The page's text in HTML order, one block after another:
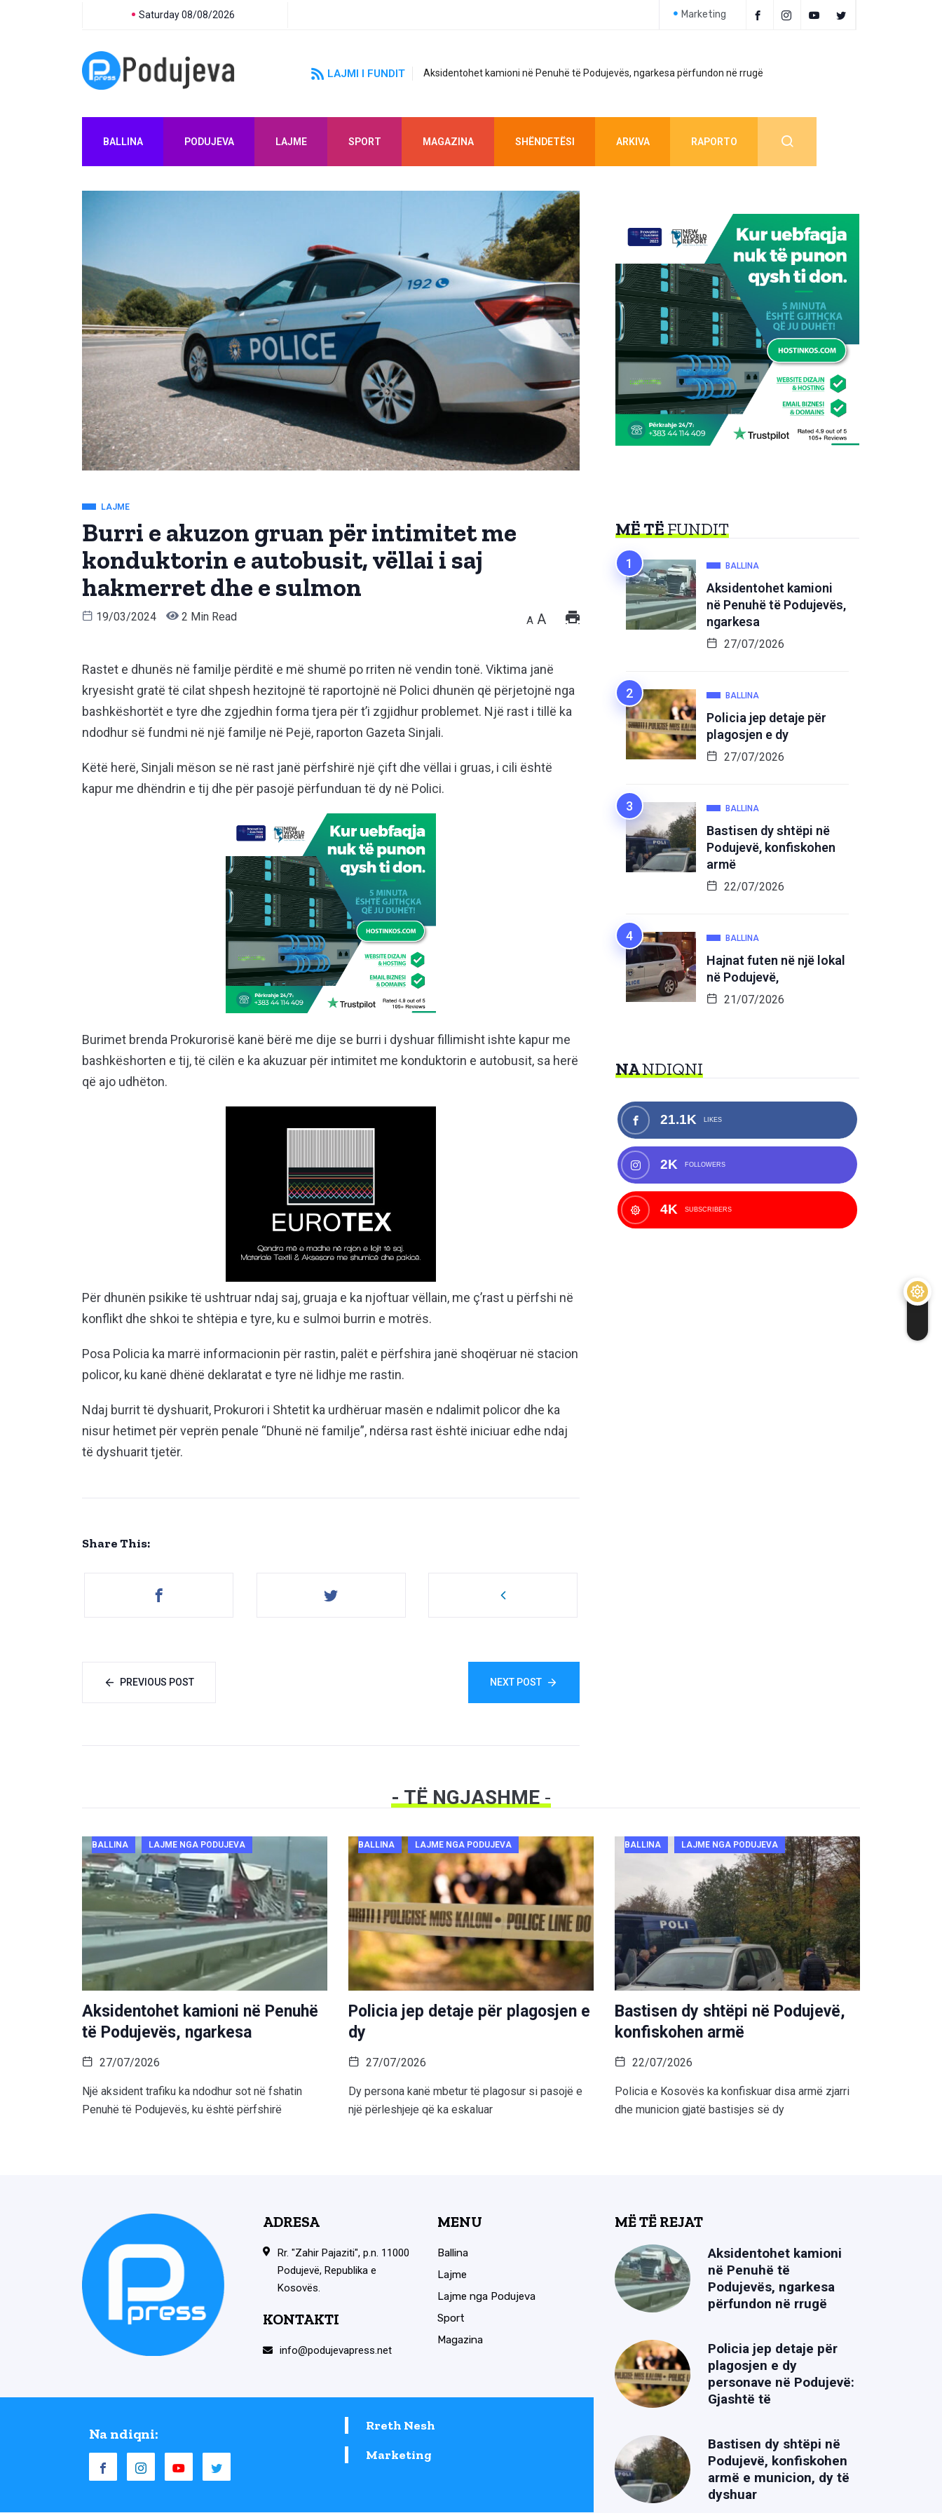
Saturday 08/08/2026 Marketing
LAJMI I FUNDIT Aksidentohet kamioni në Penuhë të Podujevës, ngarkesa përfundon në rrugë
BALLINA PODUJEVA LAJME SPORT MAGAZINA SHËNDETËSI ARKIVA RAPORTO
LAJME
Burri e akuzon gruan për intimitet me
konduktorin e autobusit, vëllai i saj
hakmerret dhe e sulmon
19/03/2024 2 Min Read A A
Rastet e dhunës në familje përditë e më shumë po rriten në vendin tonë. Viktima janë
kryesisht gratë të cilat shpesh hezitojnë të raportojnë në Polici dhunën që përjetojnë nga
bashkëshortët e tyre dhe zgjedhin forma tjera për t’i zgjidhur problemet. Një rast i tillë ka
ndodhur së fundmi në një familje në Pejë, raporton Gazeta Sinjali.
Këtë herë, Sinjali mëson se në rast janë përfshirë një çift dhe vëllai i gruas, i cili është
kapur me dhëndrin e tij dhe për pasojë përfunduan të dy në Polici.
Burimet brenda Prokurorisë kanë bërë me dije se burri i dyshuar fillimisht ishte kapur me
bashkëshorten e tij, të cilën e ka akuzuar për intimitet me konduktorin e autobusit, sa herë
që ajo udhëton.
Për dhunën psikike të ushtruar ndaj saj, gruaja e ka njoftuar vëllain, me ç’rast u përfshi në
konflikt dhe shkoi te shtëpia e tyre, ku e sulmoi burrin e motrës.
Posa Policia ka marrë informacionin për rastin, palët e përfshira janë shoqëruar në stacion
policor, ku kanë dhënë deklaratat e tyre në lidhje me rastin.
Ndaj burrit të dyshuarit, Prokurori i Shtetit ka urdhëruar masën e ndalimit policor dhe ka
nisur hetimet për veprën penale “Dhunë në familje”, ndërsa rast është iniciuar edhe ndaj
të dyshuarit tjetër.
Share This:
PREVIOUS POST NEXT POST
MË TËFUNDIT
BALLINA
Aksidentohet kamioni
në Penuhë të Podujevës,
ngarkesa
27/07/2026
BALLINA
Policia jep detaje për
plagosjen e dy
27/07/2026
BALLINA
Bastisen dy shtëpi në
Podujevë, konfiskohen
armë
22/07/2026
BALLINA
Hajnat futen në një lokal
në Podujevë,
21/07/2026
NANDIQNI
21.1K LIKES
2K FOLLOWERS
4K SUBSCRIBERS
- TË NGJASHME-
BALLINA LAJME NGA PODUJEVA
Aksidentohet kamioni në Penuhë
të Podujevës, ngarkesa
27/07/2026
Një aksident trafiku ka ndodhur sot në fshatin
Penuhë të Podujevës, ku është përfshirë
BALLINA LAJME NGA PODUJEVA
Policia jep detaje për plagosjen e
dy
27/07/2026
Dy persona kanë mbetur të plagosur si pasojë e
një përleshjeje që ka eskaluar
BALLINA LAJME NGA PODUJEVA
Bastisen dy shtëpi në Podujevë,
konfiskohen armë
22/07/2026
Policia e Kosovës ka konfiskuar disa armë zjarri
dhe municion gjatë bastisjes së dy
ADRESA
Rr. "Zahir Pajaziti", p.n. 11000
Podujevë, Republika e
Kosovës.
KONTAKTI
info@podujevapress.net
MENU
Ballina
Lajme
Lajme nga Podujeva
Sport
Magazina
Na ndiqni:
Rreth Nesh
Marketing
MË TË REJAT
Aksidentohet kamioni
në Penuhë të
Podujevës, ngarkesa
përfundon në rrugë
Policia jep detaje për
plagosjen e dy
personave në Podujevë:
Gjashtë të
Bastisen dy shtëpi në
Podujevë, konfiskohen
armë e municion, dy të
dyshuar